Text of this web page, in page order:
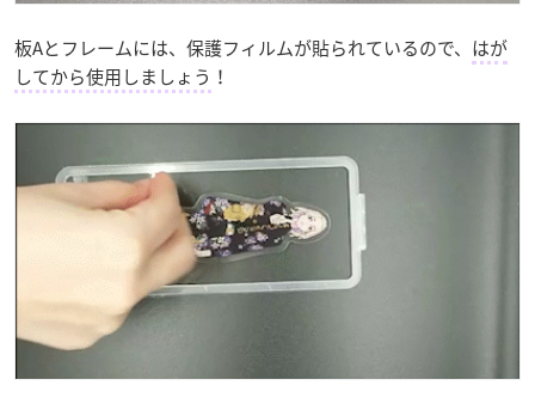
板Aとフレームには、保護フィルムが貼られているので、 はが
してから使用しましょう ！